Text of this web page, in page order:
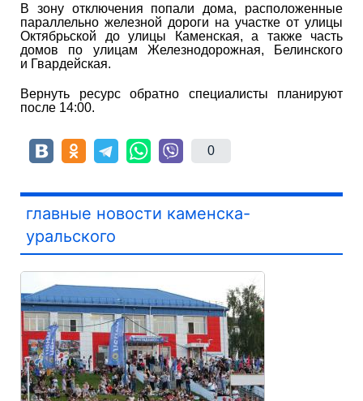
В зону отключения попали дома, расположенные
параллельно железной дороги на участке от улицы
Октябрьской до улицы Каменская, а также часть
домов по улицам Железнодорожная, Белинского
и Гвардейская.
Вернуть ресурс обратно специалисты планируют
после 14:00.
0
главные новости каменска-
уральского